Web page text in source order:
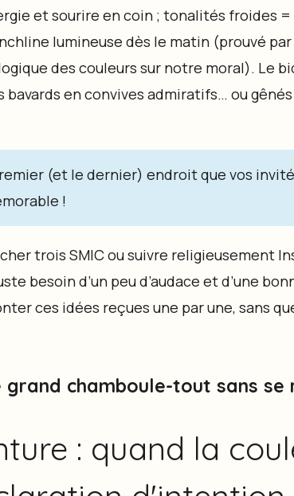
et sourire en coin ; tonalités froides
lumineuse dès le matin (prouvé
des couleurs sur notre moral). Le
en convives admiratifs… ou gênés
(et le dernier) endroit que vos
!
trois SMIC ou suivre religieusement
besoin d’un peu d’audace et d’une
ces idées reçues une par une, sans
grand chamboule-tout sans se
: quand la